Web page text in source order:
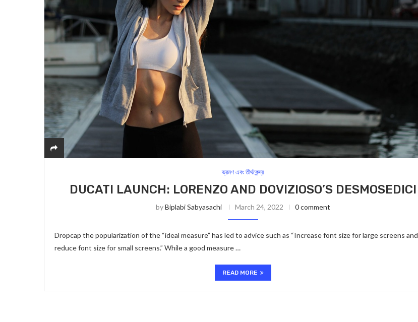
ভ্রমণ এবং তীর্থকেন্দ্র
DUCATI LAUNCH: LORENZO AND DOVIZIOSO’S DESMOSEDICI
byBiplabi Sabyasachi March 24, 2022 0 comment
Dropcap the popularization of the “ideal measure” has led to advice such as “Increase font size for large screens and
reduce font size for small screens.” While a good measure …
READ MORE